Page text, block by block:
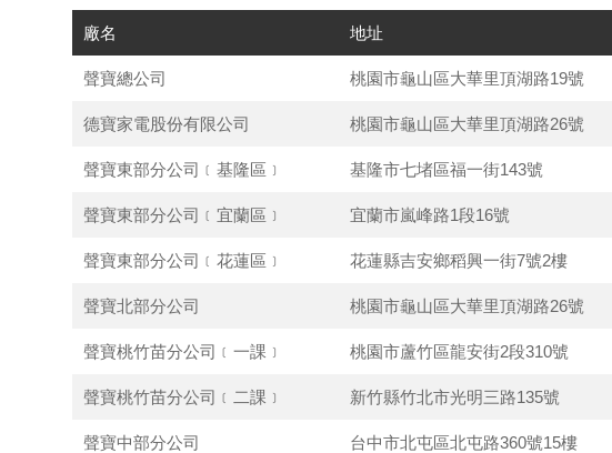
廠名 地址
聲寶總公司 桃園市龜山區大華里頂湖路19號
德寶家電股份有限公司 桃園市龜山區大華里頂湖路26號
聲寶東部分公司﹝基隆區﹞ 基隆市七堵區福一街143號
聲寶東部分公司﹝宜蘭區﹞ 宜蘭市嵐峰路1段16號
聲寶東部分公司﹝花蓮區﹞ 花蓮縣吉安鄉稻興一街7號2樓
聲寶北部分公司 桃園市龜山區大華里頂湖路26號
聲寶桃竹苗分公司﹝一課﹞ 桃園市蘆竹區龍安街2段310號
聲寶桃竹苗分公司﹝二課﹞ 新竹縣竹北市光明三路135號
聲寶中部分公司 台中市北屯區北屯路360號15樓